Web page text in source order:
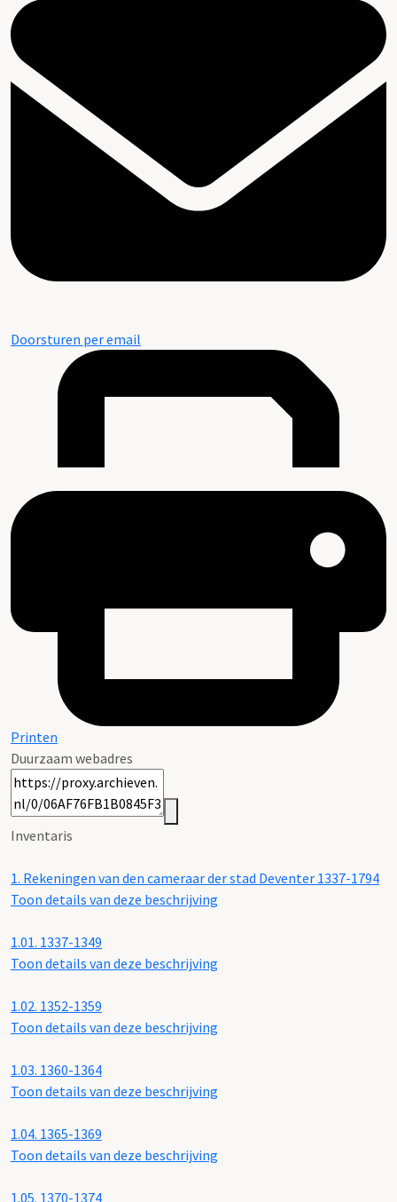
Doorsturen per email
Printen
Duurzaam webadres
Inventaris
1. Rekeningen van den cameraar der stad Deventer 1337-1794
Toon details van deze beschrijving
1.01. 1337-1349
Toon details van deze beschrijving
1.02. 1352-1359
Toon details van deze beschrijving
1.03. 1360-1364
Toon details van deze beschrijving
1.04. 1365-1369
Toon details van deze beschrijving
1.05. 1370-1374